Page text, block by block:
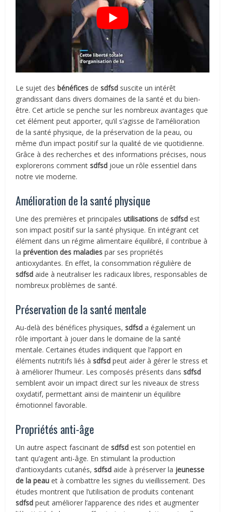
Le sujet desbénéfices desdfsd suscite un intérêt
grandissant dans divers domaines de la santé et du bien-
être. Cet article se penche sur les nombreux avantages que
cet élément peut apporter, qu’il s’agisse de l’amélioration
de la santé physique, de la préservation de la peau, ou
même d’un impact positif sur la qualité de vie quotidienne.
Grâce à des recherches et des informations précises, nous
explorerons commentsdfsd joue un rôle essentiel dans
notre vie moderne.
Amélioration de la santé physique
Une des premières et principalesutilisations desdfsd est
son impact positif sur la santé physique. En intégrant cet
élément dans un régime alimentaire équilibré, il contribue à
laprévention des maladies par ses propriétés
antioxydantes. En effet, la consommation régulière de
sdfsd aide à neutraliser les radicaux libres, responsables de
nombreux problèmes de santé.
Préservation de la santé mentale
Au-delà des bénéfices physiques,sdfsd a également un
rôle important à jouer dans le domaine de la santé
mentale. Certaines études indiquent que l’apport en
éléments nutritifs liés àsdfsd peut aider à gérer le stress et
à améliorer l’humeur. Les composés présents danssdfsd
semblent avoir un impact direct sur les niveaux de stress
oxydatif, permettant ainsi de maintenir un équilibre
émotionnel favorable.
Propriétés anti-âge
Un autre aspect fascinant desdfsd est son potentiel en
tant qu’agent anti-âge. En stimulant la production
d’antioxydants cutanés,sdfsd aide à préserver la jeunesse
de la peau et à combattre les signes du vieillissement. Des
études montrent que l’utilisation de produits contenant
sdfsd peut améliorer l’apparence des rides et augmenter